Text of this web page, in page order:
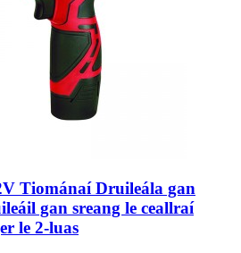
Tiománaí Druileála gan
gan sreang le ceallraí
le 2-luas